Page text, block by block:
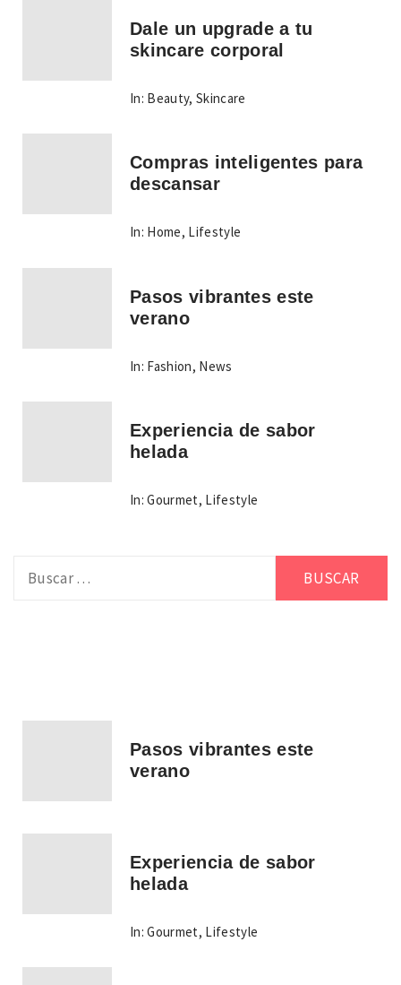
Dale un upgrade a tu
skincare corporal
In: Beauty,Skincare
Compras inteligentes para
descansar
In: Home, Lifestyle
Pasos vibrantes este
verano
In: Fashion, News
Experiencia de sabor
helada
In: Gourmet, Lifestyle
Pasos vibrantes este
verano
Experiencia de sabor
helada
In: Gourmet, Lifestyle